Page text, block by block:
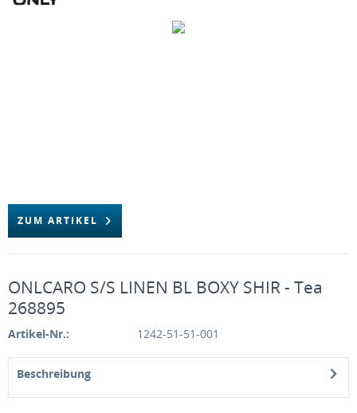
ZUM ARTIKEL
ONLCARO S/S LINEN BL BOXY SHIR - Tea
268895
Artikel-Nr.: 1242-51-51-001
Beschreibung